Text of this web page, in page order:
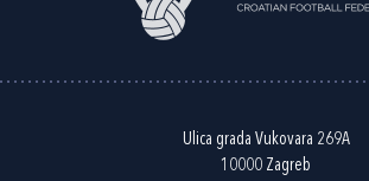
Ulica grada Vukovara 269A
10000 Zagreb